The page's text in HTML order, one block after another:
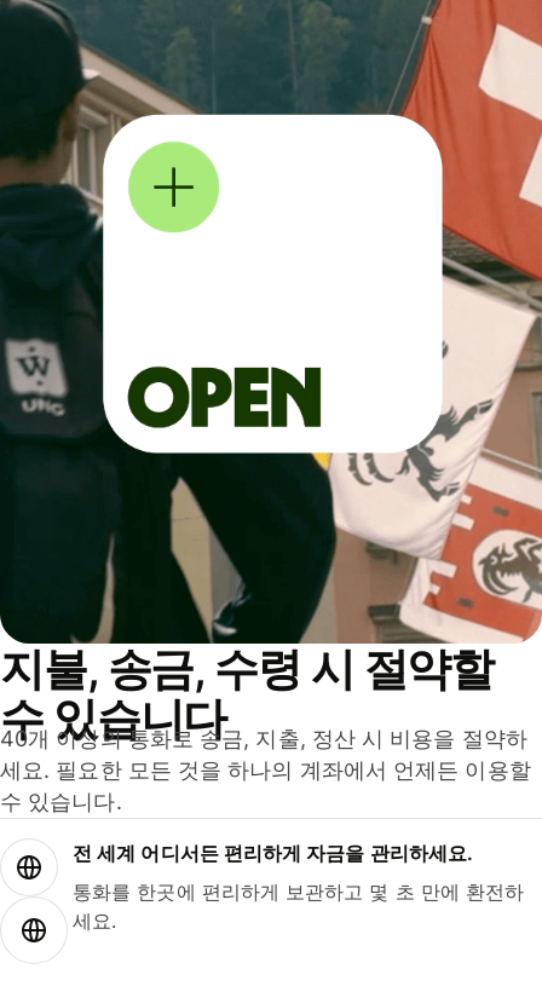
지불, 송금, 수령 시 절약할
수 있습니다
40개 이상의 통화로 송금, 지출, 정산 시 비용을 절약하
세요. 필요한 모든 것을 하나의 계좌에서 언제든 이용할
수 있습니다.
전 세계 어디서든 편리하게 자금을 관리하세요.
통화를 한곳에 편리하게 보관하고 몇 초 만에 환전하
세요.